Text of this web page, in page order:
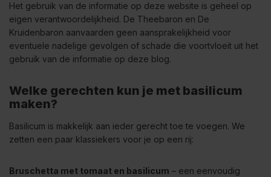
Het gebruik van de informatie op deze website is geheel op
eigen verantwoordelijkheid. De Theebaron en De
Kruidenbaron aanvaarden geen aansprakelijkheid voor
eventuele nadelige gevolgen of schade die voortvloeit uit het
gebruik van de informatie op deze blog.
Welke gerechten kun je met basilicum
maken?
Basilicum is makkelijk aan ieder gerecht toe te voegen. We
zetten een paar klassiekers voor je op een rij:
Bruschetta met tomaat en basilicum – een eenvoudig